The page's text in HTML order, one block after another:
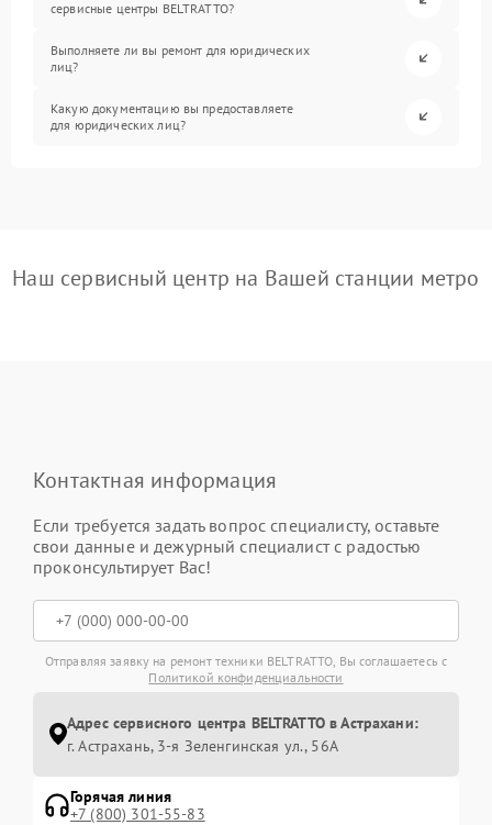
сервисные центры BELTRATTO?
Выполняете ли вы ремонт для юридических
лиц?
Какую документацию вы предоставляете
для юридических лиц?
Наш сервисный центр на Вашей станции метро
Контактная информация
Если требуется задать вопрос специалисту, оставьте
свои данные и дежурный специалист с радостью
проконсультирует Вас!
Отправляя заявку на ремонт техники BELTRATTO, Вы соглашаетесь с
Политикой конфиденциальности
Адрес сервисного центра BELTRATTO в Астрахани:
г. Астрахань, 3-я Зеленгинская ул., 56А
Горячая линия
+7 (800) 301-55-83